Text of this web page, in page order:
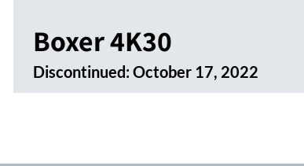
Boxer 4K30
Discontinued:October 17, 2022